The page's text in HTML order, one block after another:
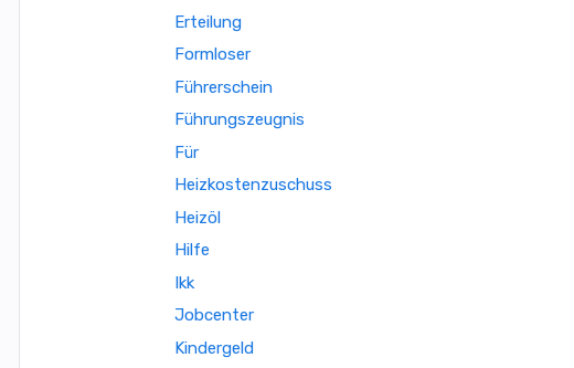
Erteilung
Formloser
Führerschein
Führungszeugnis
Für
Heizkostenzuschuss
Heizöl
Hilfe
Ikk
Jobcenter
Kindergeld